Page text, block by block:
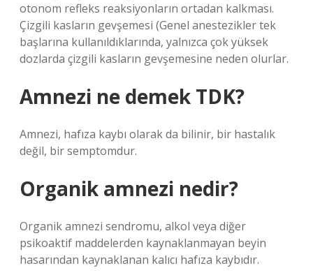
otonom refleks reaksiyonların ortadan kalkması.
Çizgili kasların gevşemesi (Genel anestezikler tek
başlarına kullanıldıklarında, yalnızca çok yüksek
dozlarda çizgili kasların gevşemesine neden olurlar.
Amnezi ne demek TDK?
Amnezi, hafıza kaybı olarak da bilinir, bir hastalık
değil, bir semptomdur.
Organik amnezi nedir?
Organik amnezi sendromu, alkol veya diğer
psikoaktif maddelerden kaynaklanmayan beyin
hasarından kaynaklanan kalıcı hafıza kaybıdır.